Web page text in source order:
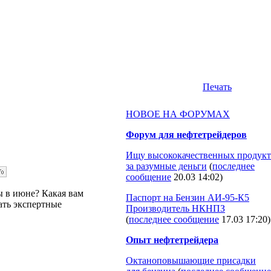
Печать
в июне? Какая вам
экспертные
НОВОЕ НА ФОРУМАХ
Форум для нефтетрейдеров
Ищу высококачественных продукт
за разумные деньги (последнее
сообщение 20.03 14:02)
Паспорт на Бензин АИ-95-К5
Производитель НКНПЗ
(последнее сообщение 17.03 17:20)
Опыт нефтетрейдера
Октаноповышающие присадки